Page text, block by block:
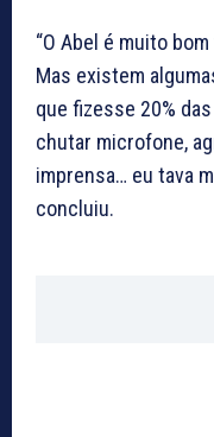
“O Abel é muito
Mas existem
que fizesse 20%
chutar microfone,
imprensa… eu tava
concluiu.